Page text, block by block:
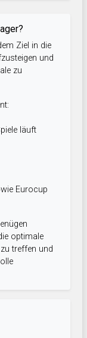
Ziel in die
und
zu
läuft
Eurocup
optimale
treffen und